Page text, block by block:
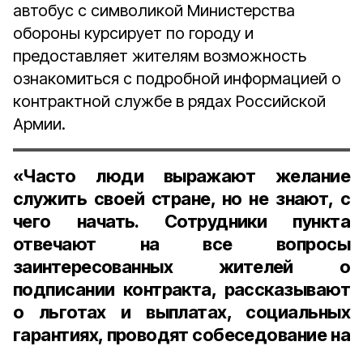
автобус с символикой Министерства
обороны курсирует по городу и
предоставляет жителям возможность
ознакомиться с подробной информацией о
контрактной службе в рядах Российской
Армии.
«Часто люди выражают желание
служить своей стране, но не знают, с
чего начать. Сотрудники пункта
отвечают на все вопросы
заинтересованных жителей о
подписании контракта, рассказывают
о льготах и выплатах, социальных
гарантиях, проводят собеседование на